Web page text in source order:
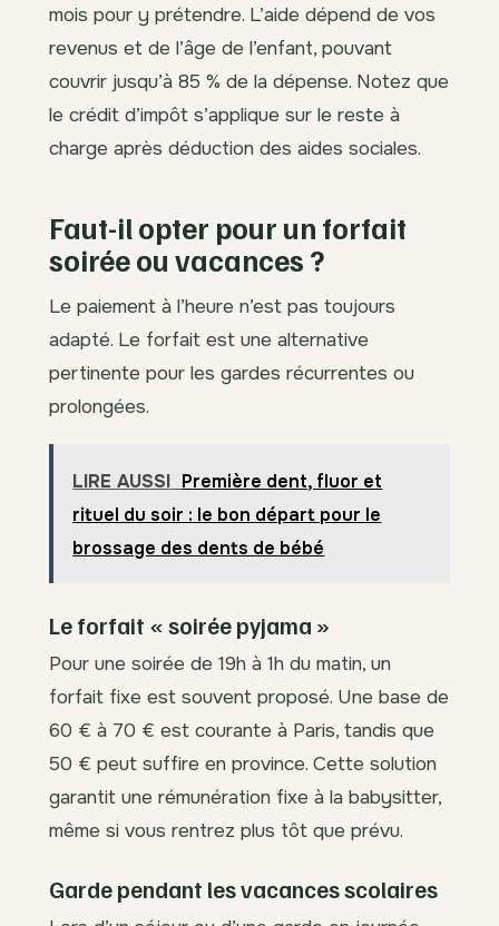
mois pour y prétendre. L’aide dépend de vos
revenus et de l’âge de l’enfant, pouvant
couvrir jusqu’à 85 % de la dépense. Notez que
le crédit d’impôt s’applique sur le reste à
charge après déduction des aides sociales.
Faut-il opter pour un forfait
soirée ou vacances ?
Le paiement à l’heure n’est pas toujours
adapté. Le forfait est une alternative
pertinente pour les gardes récurrentes ou
prolongées.
LIRE AUSSI Première dent, fluor et
rituel du soir : le bon départ pour le
brossage des dents de bébé
Le forfait « soirée pyjama »
Pour une soirée de 19h à 1h du matin, un
forfait fixe est souvent proposé. Une base de
60 € à 70 € est courante à Paris, tandis que
50 € peut suffire en province. Cette solution
garantit une rémunération fixe à la babysitter,
même si vous rentrez plus tôt que prévu.
Garde pendant les vacances scolaires